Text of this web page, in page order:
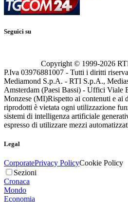
Seguici su
Copyright © 1999-2026
P.Iva 03976881007 - Tutti i diritti
Mediamond S.p.A. - RTI S.p.A.,
Amsterdam (Paesi Bassi) - Uffici Viale
Monzese (MI)Rispetto ai contenuti e ai
riprodotti è vietata ogni utilizzazione
sistemi di intelligenza artificiale
espresso di utilizzare mezzi
Legal
CorporatePrivacy PolicyCookie Policy
Sezioni
Cronaca
Mondo
Economia